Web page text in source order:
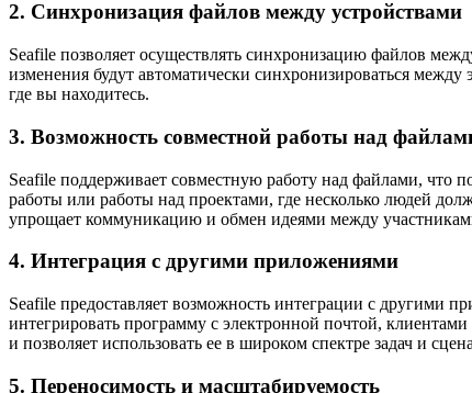
2. Синхронизация файлов между устройствами
Seafile позволяет осуществлять синхронизацию файлов
изменения будут автоматически синхронизироваться
где вы находитесь.
3. Возможность совместной работы над
Seafile поддерживает совместную работу над файлами, что
работы или работы над проектами, где несколько людей
упрощает коммуникацию и обмен идеями между
4. Интеграция с другими приложениями
Seafile предоставляет возможность интеграции с другими
интегрировать программу с электронной почтой,
и позволяет использовать ее в широком спектре задач и
5. Переносимость и масштабируемость